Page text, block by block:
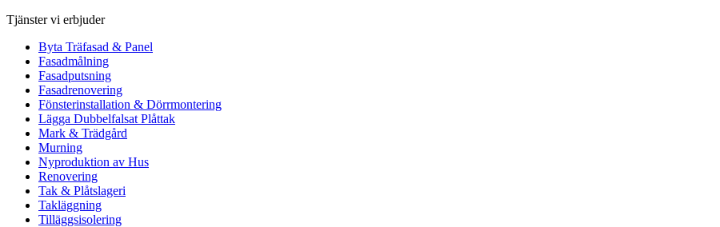
Tjänster vi erbjuder
Byta Träfasad & Panel
Fasadmålning
Fasadputsning
Fasadrenovering
Fönsterinstallation & Dörrmontering
Lägga Dubbelfalsat Plåttak
Mark & Trädgård
Murning
Nyproduktion av Hus
Renovering
Tak & Plåtslageri
Takläggning
Tilläggsisolering